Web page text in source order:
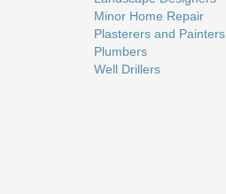
Minor Home Repair
Plasterers and Painters
Plumbers
Well Drillers